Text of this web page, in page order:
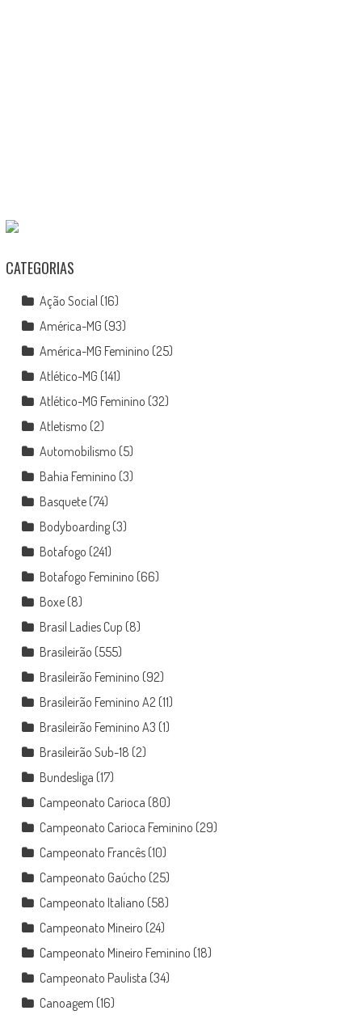
CATEGORIAS
Ação Social (16)
América-MG (93)
América-MG Feminino (25)
Atlético-MG (141)
Atlético-MG Feminino (32)
Atletismo (2)
Automobilismo (5)
Bahia Feminino (3)
Basquete(74)
Bodyboarding(3)
Botafogo (241)
Botafogo Feminino (66)
Boxe(8)
Brasil Ladies Cup (8)
Brasileirão (555)
Brasileirão Feminino (92)
Brasileirão Feminino A2(11)
Brasileirão Feminino A3 (1)
Brasileirão Sub-18 (2)
Bundesliga (17)
Campeonato Carioca (80)
Campeonato Carioca Feminino (29)
Campeonato Francês(10)
Campeonato Gaúcho (25)
Campeonato Italiano (58)
Campeonato Mineiro (24)
Campeonato Mineiro Feminino (18)
Campeonato Paulista (34)
Canoagem (16)